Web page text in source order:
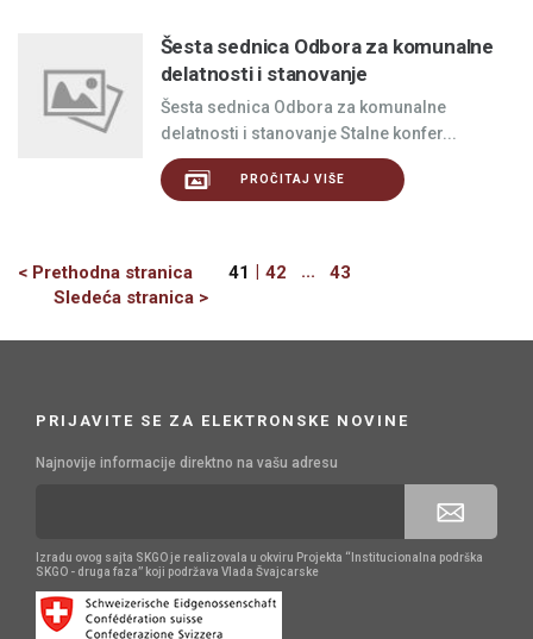
Šesta sednica Odbora za komunalne
delatnosti i stanovanje
Šesta sednica Odbora za komunalne
delatnosti i stanovanje Stalne konfer...
PROČITAJ VIŠE
< Prethodna stranicaPrevious
41 | 42 ...
43
Sledeća stranica >Next
PRIJAVITE SE ZA ELEKTRONSKE NOVINE
Najnovije informacije direktno na vašu adresu
Izradu ovog sajta SKGO je realizovala u okviru Projekta “Institucionalna podrška
SKGO - druga faza” koji podržava Vlada Švajcarske